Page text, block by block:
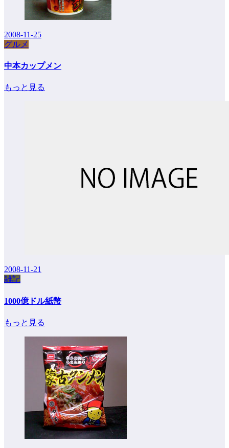
2008-11-25
グルメ
中本カップメン
もっと見る
2008-11-21
雑記
1000億ドル紙幣
もっと見る